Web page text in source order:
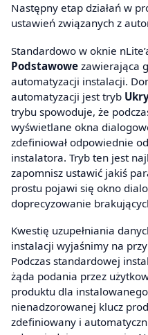
Następny etap działań w
ustawień związanych z
Standardowo w oknie
Podstawowe zawierająca
automatyzacji instalacji.
automatyzacji jest tryb
trybu spowoduje, że
wyświetlane okna
zdefiniował odpowiednie
instalatora. Tryb ten jest
zapomnisz ustawić jakiś
prostu pojawi się okno
doprecyzowanie
Kwestię uzupełniania
instalacji wyjaśnimy na
Podczas standardowej
żąda podania przez
produktu dla
nienadzorowanej klucz
zdefiniowany i